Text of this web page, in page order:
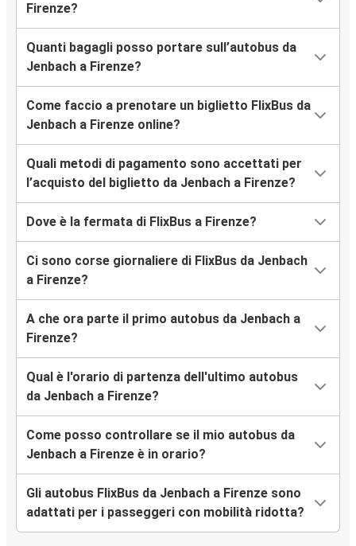
Firenze?
Quanti bagagli posso portare sull’autobus da
Jenbach a Firenze?
Come faccio a prenotare un biglietto FlixBus da
Jenbach a Firenze online?
Quali metodi di pagamento sono accettati per
l’acquisto del biglietto da Jenbach a Firenze?
Dove è la fermata di FlixBus a Firenze?
Ci sono corse giornaliere di FlixBus da Jenbach
a Firenze?
A che ora parte il primo autobus da Jenbach a
Firenze?
Qual è l'orario di partenza dell'ultimo autobus
da Jenbach a Firenze?
Come posso controllare se il mio autobus da
Jenbach a Firenze è in orario?
Gli autobus FlixBus da Jenbach a Firenze sono
adattati per i passeggeri con mobilità ridotta?